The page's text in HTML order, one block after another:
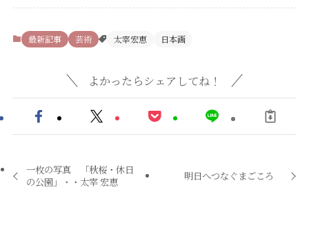
最新記事 芸術 太宰宏恵 日本画
よかったらシェアしてね！
一枚の写真 「秋桜・休日
の公園」・・太宰 宏恵
明日へつなぐまごころ